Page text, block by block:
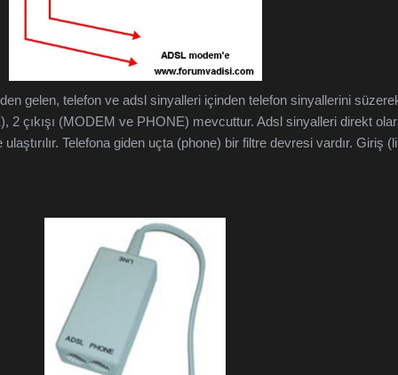
gelen, telefon ve adsl sinyalleri içinden telefon sinyallerini
2 çıkışı (MODEM ve PHONE) mevcuttur. Adsl sinyalleri direkt
ulaştırılır. Telefona giden uçta (phone) bir filtre devresi vardır. Giriş